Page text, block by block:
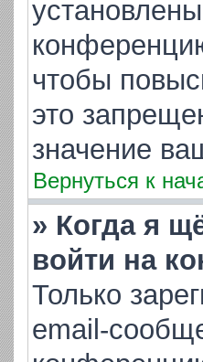
чтобы
это
значение
Вернуться к
» Когда я
войти на
Только
email-